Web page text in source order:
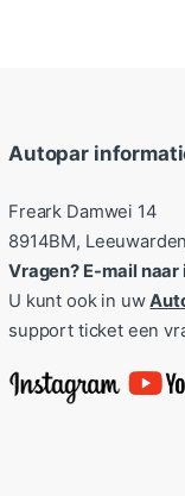
Autopar
Freark Damwei 14
8914BM,
Vragen? E-mail
U kunt ook in uw
support ticket een